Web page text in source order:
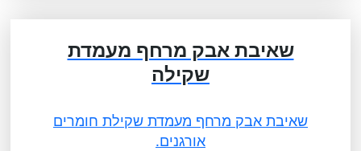
שאיבת אבק מרחף מעמדת
שקילה
שאיבת אבק מרחף מעמדת שקילת חומרים
אורגנים.